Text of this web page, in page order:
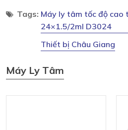
Tags: Máy ly tâm tốc độ cao
24×1.5/2ml D3024
Thiết bị Châu Giang
Máy Ly Tâm